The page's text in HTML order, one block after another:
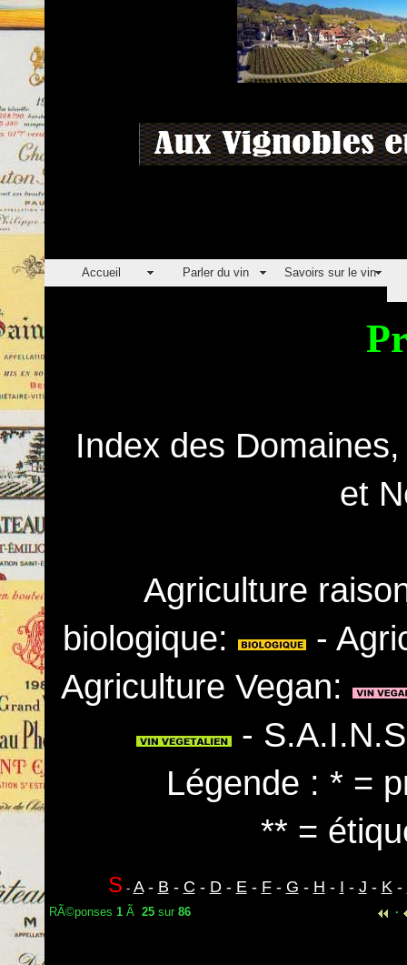
Accueil Parler du vin Savoirs sur le vin
Index des
et
Agriculture
biologique:
-
Agriculture Vegan:
-
Légende : * =
** =
S - A- B - C - D- E- F- G - H - I - J - K-
RÃ©ponses 1 Ã 25 sur 86 ·